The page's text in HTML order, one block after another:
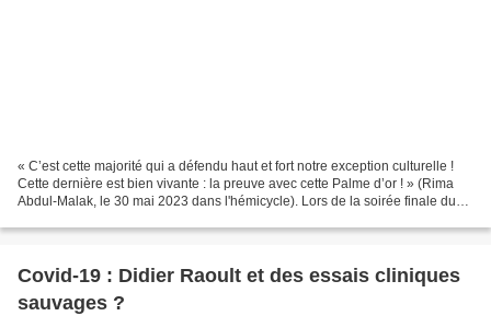
« C’est cette majorité qui a défendu haut et fort notre exception culturelle !
Cette dernière est bien vivante : la preuve avec cette Palme d’or ! » (Rima
Abdul-Malak, le 30 mai 2023 dans l'hémicycle). Lors de la soirée finale du
Covid-19 : Didier Raoult et des essais cliniques
sauvages ?